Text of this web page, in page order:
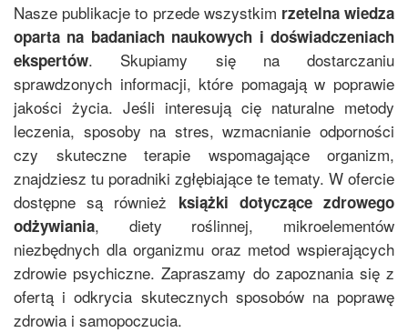
Nasze publikacje to przede wszystkim rzetelna wiedza
oparta na badaniach naukowych i doświadczeniach
ekspertów. Skupiamy się na dostarczaniu
sprawdzonych informacji, które pomagają w poprawie
jakości życia. Jeśli interesują cię naturalne metody
leczenia, sposoby na stres, wzmacnianie odporności
czy skuteczne terapie wspomagające organizm,
znajdziesz tu poradniki zgłębiające te tematy. W ofercie
dostępne są również książki dotyczące zdrowego
odżywiania, diety roślinnej, mikroelementów
niezbędnych dla organizmu oraz metod wspierających
zdrowie psychiczne. Zapraszamy do zapoznania się z
ofertą i odkrycia skutecznych sposobów na poprawę
zdrowia i samopoczucia.